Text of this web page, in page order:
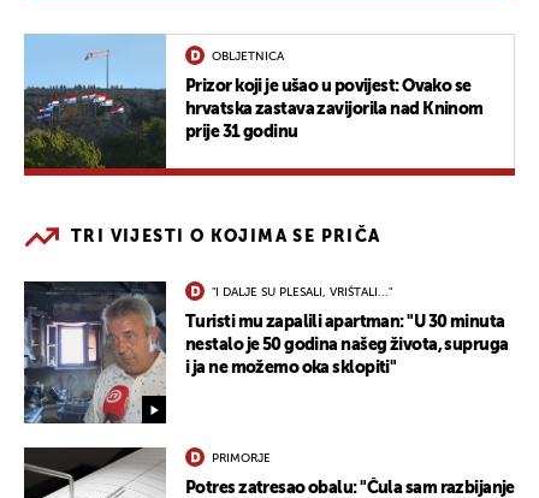
OBLJETNICA
Prizor koji je ušao u povijest: Ovako se
hrvatska zastava zavijorila nad Kninom
prije 31 godinu
TRI VIJESTI O KOJIMA SE PRIČA
"I DALJE SU PLESALI, VRIŠTALI..."
Turisti mu zapalili apartman: "U 30 minuta
nestalo je 50 godina našeg života, supruga
i ja ne možemo oka sklopiti"
PRIMORJE
Potres zatresao obalu: "Čula sam razbijanje